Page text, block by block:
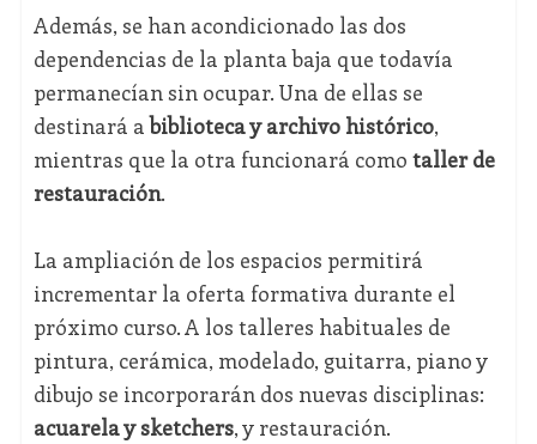
Además, se han acondicionado las dos
dependencias de la planta baja que todavía
permanecían sin ocupar. Una de ellas se
destinará abiblioteca y archivo histórico,
mientras que la otra funcionará como taller de
restauración.
La ampliación de los espacios permitirá
incrementar la oferta formativa durante el
próximo curso. A los talleres habituales de
pintura, cerámica, modelado, guitarra, piano y
dibujo se incorporarán dos nuevas disciplinas:
acuarela y sketchers, y restauración.